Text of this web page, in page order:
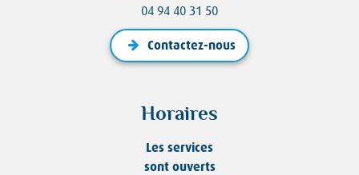
04 94 40 31 50
Contactez-nous
Horaires
Les services
sont ouverts